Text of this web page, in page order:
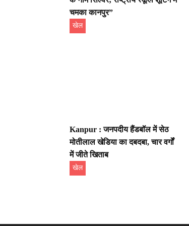
चमका कानपुर”
खेल
Kanpur : जनपदीय हैंडबॉल में सेठ
मोतीलाल खेडिया का दबदबा, चार वर्गों
में जीते खिताब
खेल